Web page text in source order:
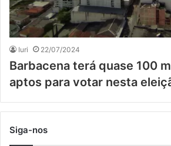
Iuri 22/07/2024
Barbacena terá quase 100
aptos para votar nesta
Siga-nos